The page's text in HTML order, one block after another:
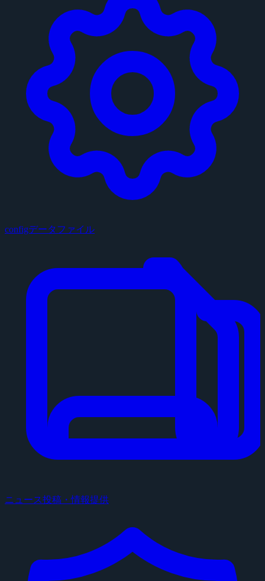
configデータファイル
ニュース投稿・情報提供